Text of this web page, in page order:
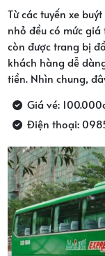
Từ các tuyến xe
nhỏ đều có mức giá
còn được trang bị
khách hàng dễ
tiền. Nhìn chung,
Giá vé:
Điện thoại: